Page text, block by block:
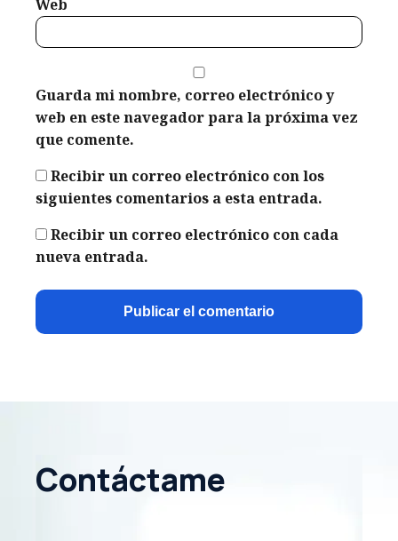
Web
Guarda mi nombre, correo electrónico y
web en este navegador para la próxima vez
que comente.
Recibir un correo electrónico con los
siguientes comentarios a esta entrada.
Recibir un correo electrónico con cada
nueva entrada.
Contáctame